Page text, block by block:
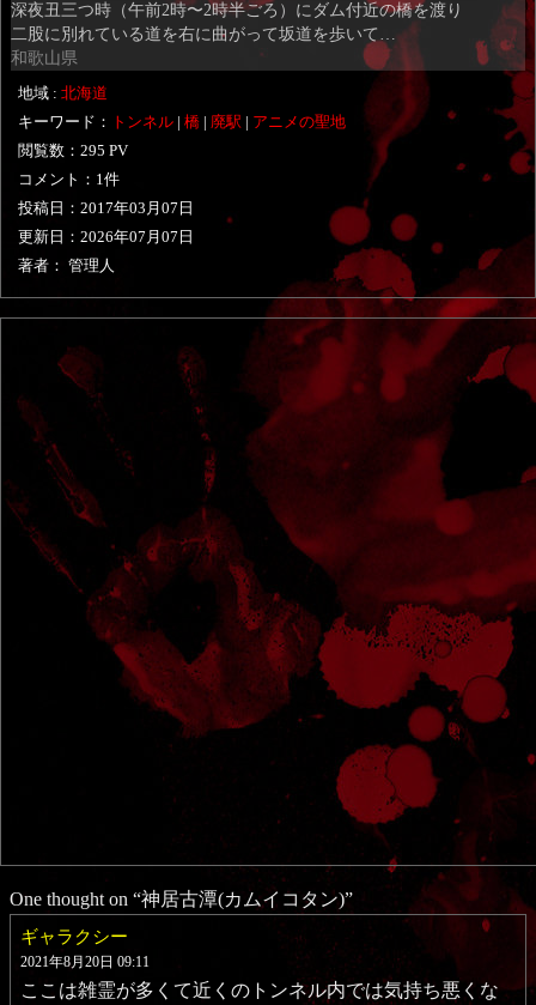
深夜丑三つ時（午前2時〜2時半ごろ）にダム付近の橋を渡り
二股に別れている道を右に曲がって坂道を歩いて…
和歌山県
地域 :北海道
キーワード： トンネル |橋 | 廃駅 | アニメの聖地
閲覧数：295 PV
コメント：1件
投稿日：2017年03月07日
更新日：2026年07月07日
著者： 管理人
One thought on “神居古潭(カムイコタン)”
ギャラクシー
2021年8月20日 09:11
ここは雑霊が多くて近くのトンネル内では気持ち悪くな